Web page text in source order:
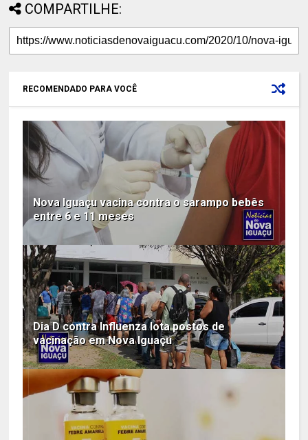
COMPARTILHE:
RECOMENDADO PARA VOCÊ
Nova Iguaçu vacina contra o sarampo bebês
entre 6 e 11 meses
Dia D contra Influenza lota postos de
vacinação em Nova Iguaçu